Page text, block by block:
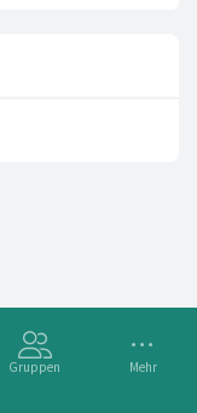
Gruppen Mehr